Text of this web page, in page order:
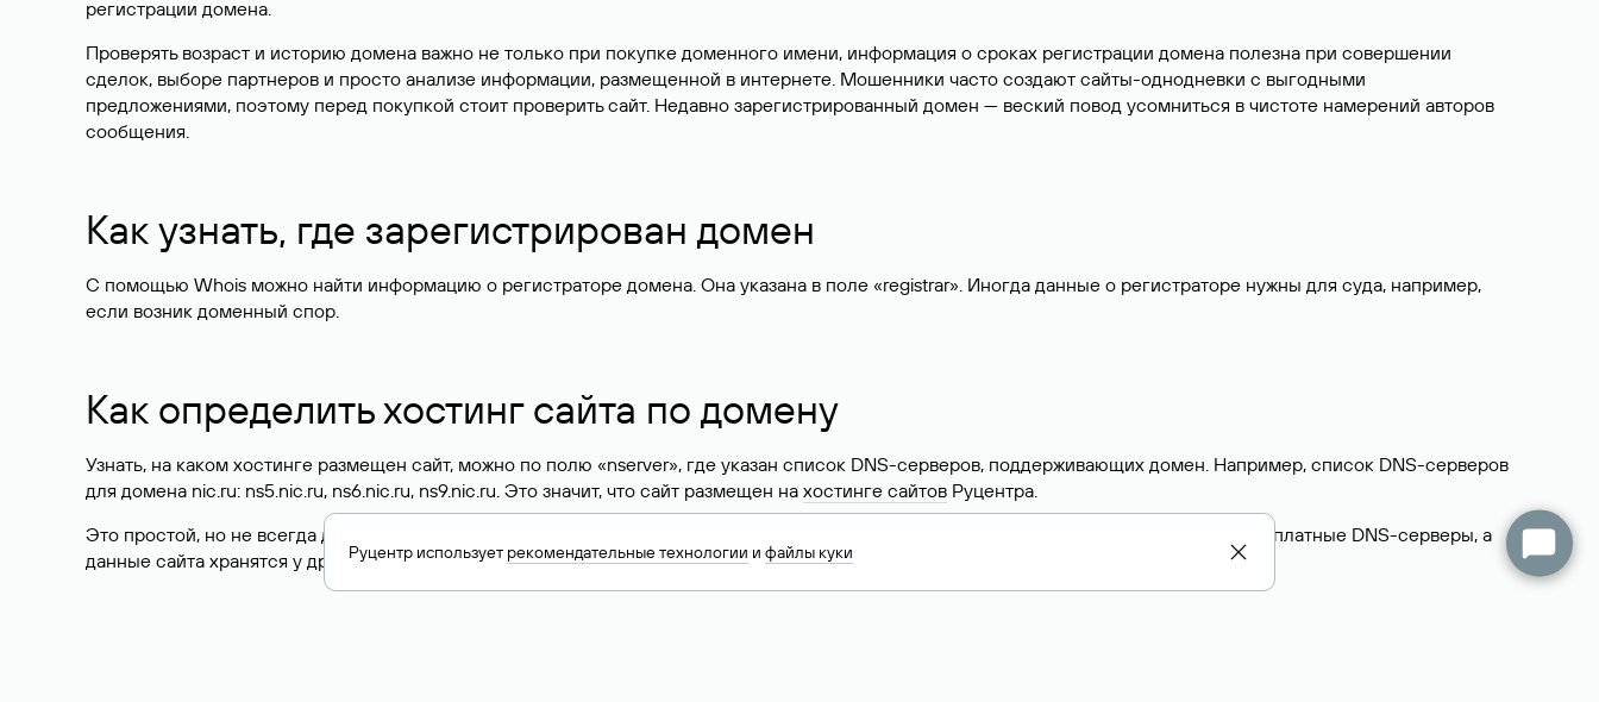
регистрации домена.
Проверять возраст и историю домена важно не только при покупке доменного имени, информация о сроках регистрации домена полезна при совершении
сделок, выборе партнеров и просто анализе информации, размещенной в интернете. Мошенники часто создают сайты-однодневки с выгодными
предложениями, поэтому перед покупкой стоит проверить сайт. Недавно зарегистрированный домен — веский повод усомниться в чистоте намерений авторов
сообщения.
Как узнать, где зарегистрирован домен
С помощью Whois можно найти информацию о регистраторе домена. Она указана в поле «registrar». Иногда данные о регистраторе нужны для суда, например,
если возник доменный спор.
Как определить хостинг сайта по домену
Узнать, на каком хостинге размещен сайт, можно по полю «nserver», где указан список DNS-серверов, поддерживающих домен. Например, список DNS-серверов
для домена nic.ru: ns5.nic.ru, ns6.nic.ru, ns9.nic.ru. Это значит, что сайт размещен на хостинге сайтов Руцентра.
Это простой, но не всегда достоверный способ узнать хостинг-провайдера сайта. Иногда владельцы сайтов делегируют домен на бесплатные DNS-серверы, а
данные сайта хранятся у другого хостинг-провайдера.
Руцентр использует рекомендательные технологии и файлы куки